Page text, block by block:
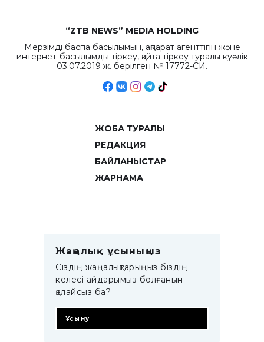
“ZTB NEWS” MEDIA HOLDING
Мерзімді баспа басылымын, ақпарат агенттігін және
интернет-басылымды тіркеу, қайта тіркеу туралы куәлік
03.07.2019 ж. берілген № 17772-СИ.
ЖОБА ТУРАЛЫ
РЕДАКЦИЯ
БАЙЛАНЫСТАР
ЖАРНАМА
Жаңалық ұсыныңыз
Сіздің жаңалықтарыңыз біздің
келесі айдарымыз болғанын
қалайсыз ба?
Ұсыну